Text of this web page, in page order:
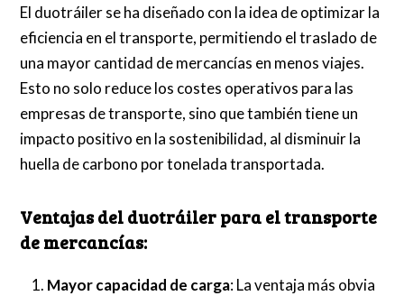
El duotráiler se ha diseñado con la idea de optimizar la
eficiencia en el transporte, permitiendo el traslado de
una mayor cantidad de mercancías en menos viajes.
Esto no solo reduce los costes operativos para las
empresas de transporte, sino que también tiene un
impacto positivo en la sostenibilidad, al disminuir la
huella de carbono por tonelada transportada.
Ventajas del duotráiler para el transporte
de mercancías:
Mayor capacidad de carga: La ventaja más obvia